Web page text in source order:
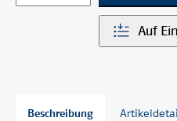
Auf
Beschreibung